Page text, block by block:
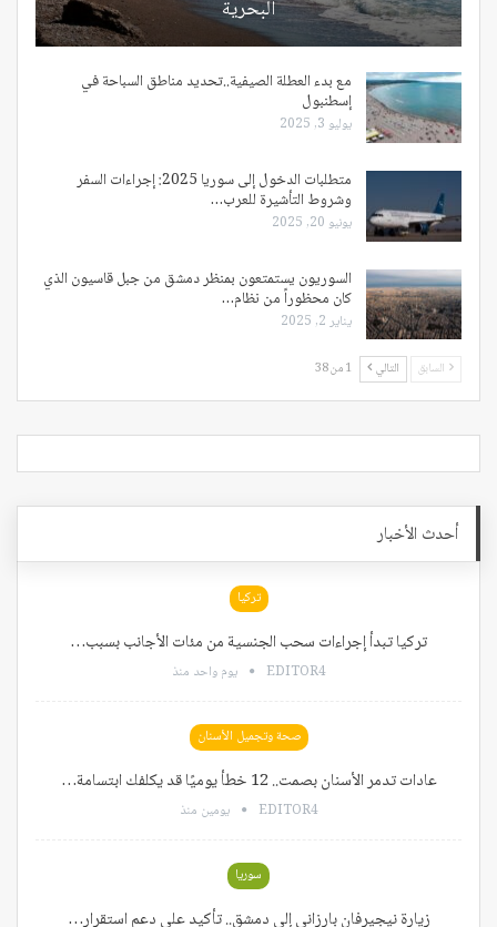
البحرية
مع بدء العطلة الصيفية..تحديد مناطق السباحة في
إسطنبول
يوليو 3, 2025
متطلبات الدخول إلى سوريا 2025: إجراءات السفر
وشروط التأشيرة للعرب…
يونيو 20, 2025
السوريون يستمتعون بمنظر دمشق من جبل قاسيون الذي
كان محظوراً من نظام…
يناير 2, 2025
السابق التالي 1 من 38
أحدث الأخبار
تركيا
تركيا تبدأ إجراءات سحب الجنسية من مئات الأجانب بسبب…
EDITOR4 يوم واحد منذ
صحة وتجميل الأسنان
عادات تدمر الأسنان بصمت.. 12 خطأ يوميًا قد يكلفك ابتسامة…
EDITOR4 يومين منذ
سوريا
زيارة نيجيرفان بارزاني إلى دمشق.. تأكيد على دعم استقرار…